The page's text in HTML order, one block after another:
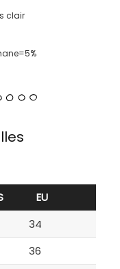
clair
EU
34
36